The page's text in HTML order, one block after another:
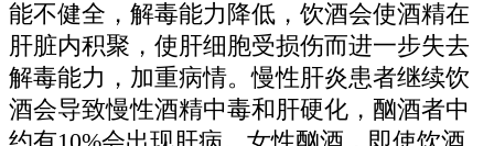
能不健全，解毒能力降低，饮酒会使酒精在
肝脏内积聚，使肝细胞受损伤而进一步失去
解毒能力，加重病情。慢性肝炎患者继续饮
酒会导致慢性酒精中毒和肝硬化，酗酒者中